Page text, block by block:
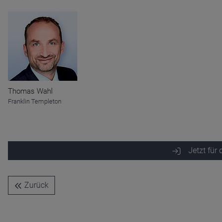
Thomas Wahl
Franklin Templeton
Jetzt für
Zurück
Ablauf